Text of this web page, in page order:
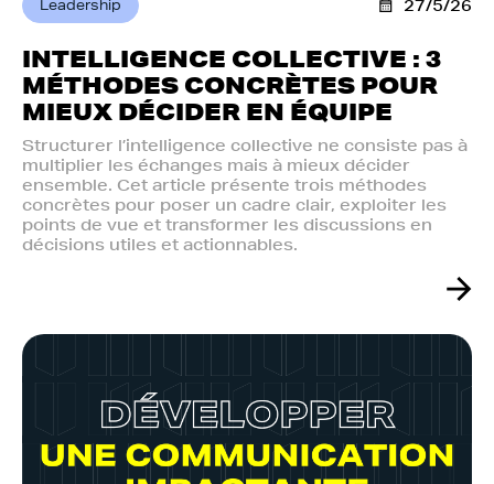
Leadership 27/5/26
INTELLIGENCE COLLECTIVE : 3
MÉTHODES CONCRÈTES POUR
MIEUX DÉCIDER EN ÉQUIPE
Structurer l’intelligence collective ne consiste pas à
multiplier les échanges mais à mieux décider
ensemble. Cet article présente trois méthodes
concrètes pour poser un cadre clair, exploiter les
points de vue et transformer les discussions en
décisions utiles et actionnables.